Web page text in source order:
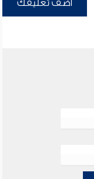
أضف تعليقك